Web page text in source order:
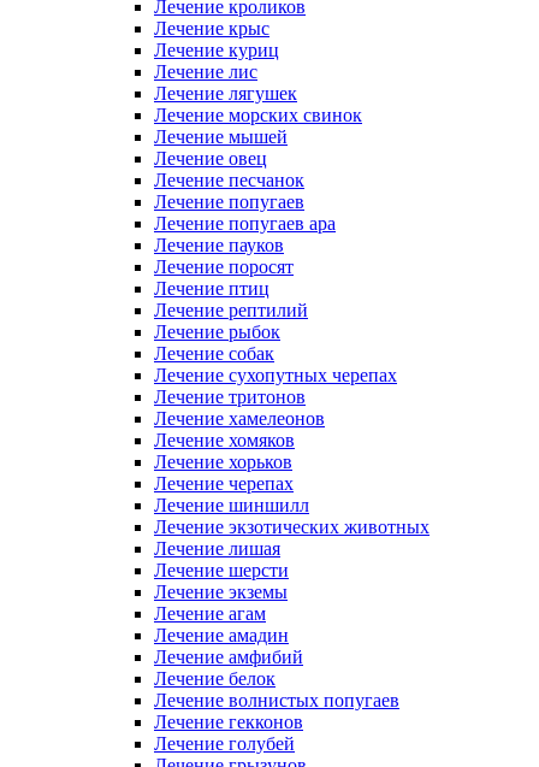
Лечение кроликов
Лечение крыс
Лечение куриц
Лечение лис
Лечение лягушек
Лечение морских свинок
Лечение мышей
Лечение овец
Лечение песчанок
Лечение попугаев
Лечение попугаев ара
Лечение пауков
Лечение поросят
Лечение птиц
Лечение рептилий
Лечение рыбок
Лечение собак
Лечение сухопутных черепах
Лечение тритонов
Лечение хамелеонов
Лечение хомяков
Лечение хорьков
Лечение черепах
Лечение шиншилл
Лечение экзотических животных
Лечение лишая
Лечение шерсти
Лечение экземы
Лечение агам
Лечение амадин
Лечение амфибий
Лечение белок
Лечение волнистых попугаев
Лечение гекконов
Лечение голубей